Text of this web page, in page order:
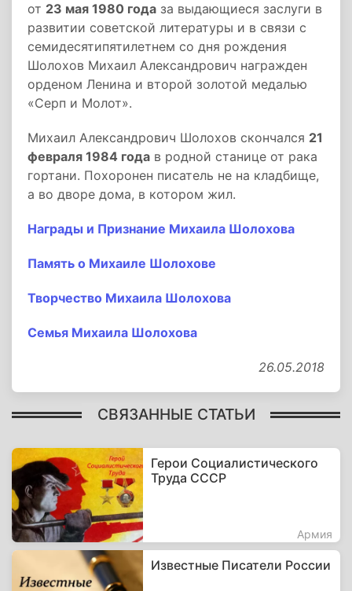
от 23 мая 1980 года за выдающиеся заслуги в
развитии советской литературы и в связи с
семидесятипятилетнем со дня рождения
Шолохов Михаил Александрович награжден
орденом Ленина и второй золотой медалью
«Серп и Молот».
Михаил Александрович Шолохов скончался 21
февраля 1984 года в родной станице от рака
гортани. Похоронен писатель не на кладбище,
а во дворе дома, в котором жил.
Награды и Признание Михаила Шолохова
Память о Михаиле Шолохове
Творчество Михаила Шолохова
Семья Михаила Шолохова
26.05.2018
СВЯЗАННЫЕ СТАТЬИ
Герои Социалистического
Труда СССР
Армия
Известные Писатели России